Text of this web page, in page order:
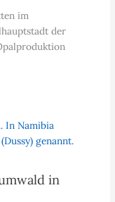
im
der
in